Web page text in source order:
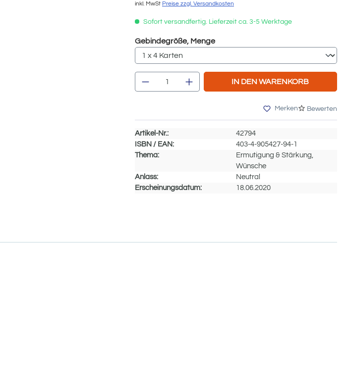
inkl. MwSt Preise zzgl. Versandkosten
Sofort versandfertig. Lieferzeit ca. 3-5 Werktage
Gebindegröße, Mengeauswählen
Produkt Anzahl: Gib den gewünschten
IN DEN WARENKORB
Merken Bewerten
Artikel-Nr.:
42794
ISBN / EAN:
403-4-905427-94-1
Thema:
Ermutigung & Stärkung,
Wünsche
Anlass:
Neutral
Erscheinungsdatum:
18.06.2020